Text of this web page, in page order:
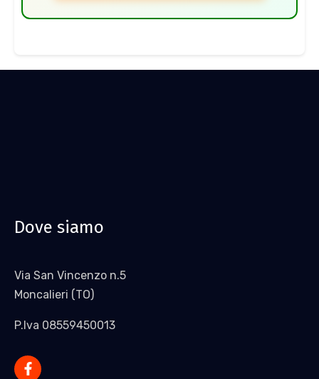
Dove siamo
Via San Vincenzo n.5
Moncalieri (TO)
P.Iva 08559450013